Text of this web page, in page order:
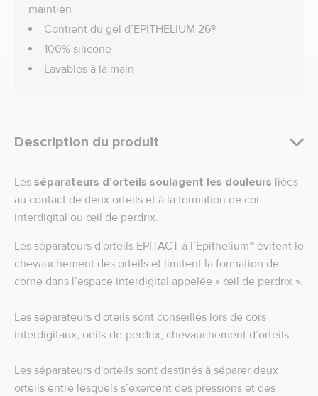
maintien
Contient du gel d’EPITHELIUM 26®
100% silicone
Lavables à la main
Description du produit
Les séparateurs d’orteils soulagent les douleurs liées
au contact de deux orteils et à la formation de cor
interdigital ou œil de perdrix.
Les séparateurs d'orteils EPITACT à l’Epithelium™ évitent le
chevauchement des orteils et limitent la formation de
corne dans l’espace interdigital appelée « œil de perdrix ».
Les séparateurs d'oteils sont conseillés lors de cors
interdigitaux, oeils-de-perdrix, chevauchement d’orteils.
Les séparateurs d'orteils sont destinés à séparer deux
orteils entre lesquels s’exercent des pressions et des